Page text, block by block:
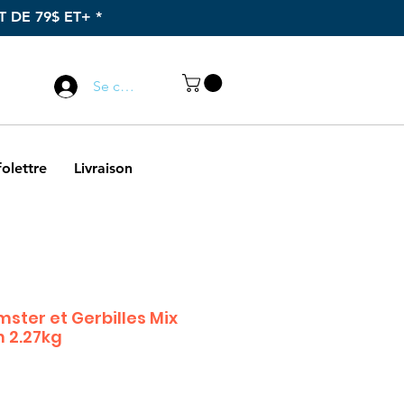
DE 79$ ET+ *
et Gerbilles Mix
2.27kg
Livraison
Se connecter